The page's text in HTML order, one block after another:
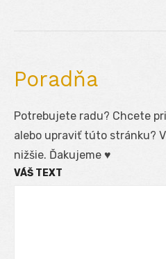
Poradňa
Potrebujete radu? Chcete
alebo upraviť túto stránku?
nižšie. Ďakujeme ♥
VÁŠ TEXT